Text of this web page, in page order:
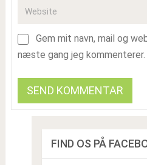
Gem mit navn, mail og
næste gang jeg kommenterer.
FIND OS PÅ